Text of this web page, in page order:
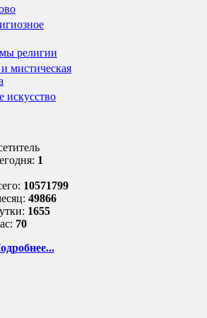
религии
мистическая
искусство
1
10571799
49866
1655
70